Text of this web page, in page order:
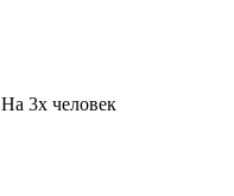
На 3х человек